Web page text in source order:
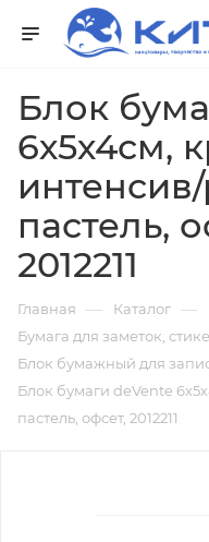
Блок
6х5х4см,
пастель,
2012211
Главная — Каталог —
Бумага для заметок,
Блок бумажный для
Блок бумаги deVente
пастель, офсет, 2012211